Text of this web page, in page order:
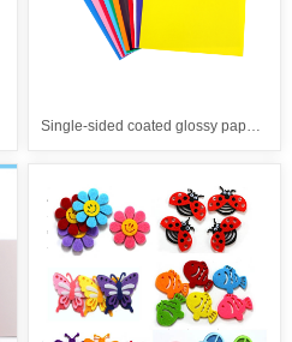
Single-sided coated glossy paper（HM2009）